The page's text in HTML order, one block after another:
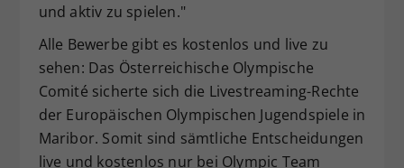
und aktiv zu spielen."
Alle Bewerbe gibt es kostenlos und live zu
sehen: Das Österreichische Olympische
Comité sicherte sich die Livestreaming-Rechte
der Europäischen Olympischen Jugendspiele in
Maribor. Somit sind sämtliche Entscheidungen
live und kostenlos nur bei Olympic Team